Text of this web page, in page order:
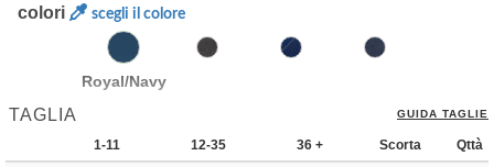
colori scegli il colore
Royal/Navy
TAGLIA GUIDA TAGLIE
1-11 12-35 36 + Scorta Qttà